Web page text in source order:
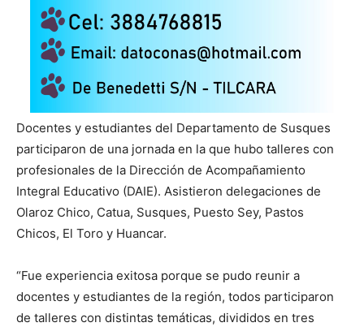
Docentes y estudiantes del Departamento de Susques
participaron de una jornada en la que hubo talleres con
profesionales de la Dirección de Acompañamiento
Integral Educativo (DAIE). Asistieron delegaciones de
Olaroz Chico, Catua, Susques, Puesto Sey, Pastos
Chicos, El Toro y Huancar.
“Fue experiencia exitosa porque se pudo reunir a
docentes y estudiantes de la región, todos participaron
de talleres con distintas temáticas, divididos en tres